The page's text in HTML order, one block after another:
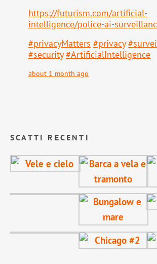
https://futurism.com/artificial-
intelligence/police-ai-
#privacyMatters #privacy #
#security #ArtificialIntelligence
about 1 month ago
SCATTI RECENTI